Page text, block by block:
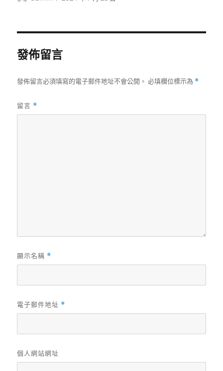
發佈留言
發佈留言必須填寫的電子郵件地址不會公開。 必填欄位標示為 *
留言 *
顯示名稱 *
電子郵件地址 *
個人網站網址